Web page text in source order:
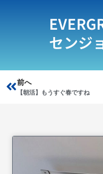
センジ
Prev
前へ
【朝活】もうすぐ春ですね